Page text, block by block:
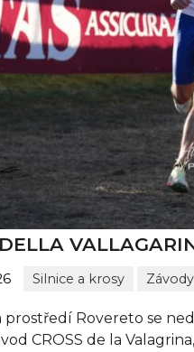
Silnice a krosy Závody
prostředí Rovereto se
CROSS de la